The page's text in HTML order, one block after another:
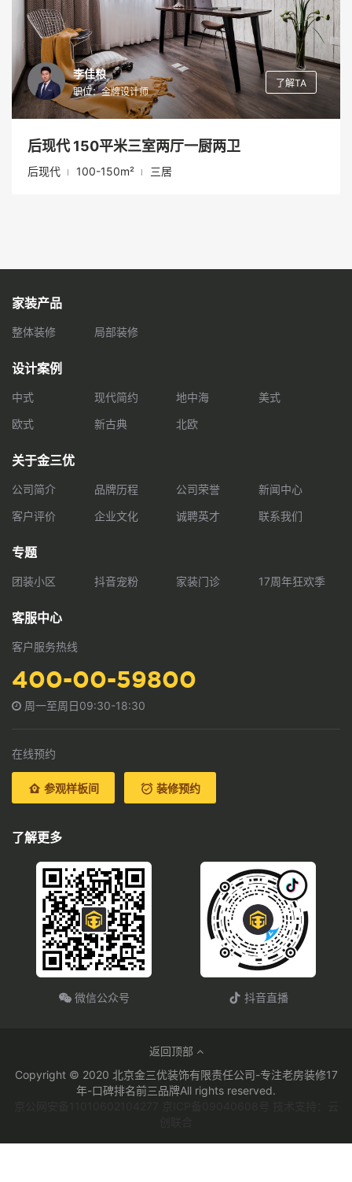
了解TA
李佳粮
职位：金牌设计师
后现代 150平米三室两厅一厨两卫
后现代 100-150m² 三居
家装产品
整体装修 局部装修
设计案例
中式 现代简约 地中海
美式
欧式
新古典 北欧
关于金三优
公司简介 品牌历程 公司荣誉
新闻中心
客户评价
企业文化 诚聘英才 联系我们
专题
团装小区 抖音宠粉 家装门诊 17周年狂欢季
客服中心
客户服务热线
400-00-59800
周一至周日09:30-18:30
在线预约
参观样板间 装修预约
了解更多
微信公众号 抖音直播
返回顶部
Copyright © 2020 北京金三优装饰有限责任公司-专注老房装修17
年-口碑排名前三品牌All rights reserved.